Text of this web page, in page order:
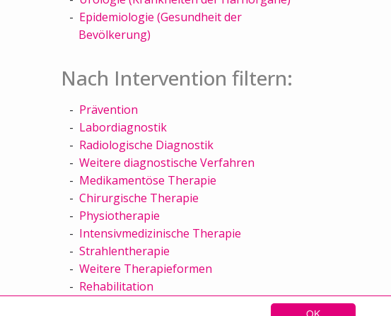
OK
Epidemiologie (Gesundheit der
Bevölkerung)
Nach Intervention filtern:
Prävention
Labordiagnostik
Radiologische Diagnostik
Weitere diagnostische Verfahren
Medikamentöse Therapie
Chirurgische Therapie
Physiotherapie
Intensivmedizinische Therapie
Strahlentherapie
Weitere Therapieformen
Rehabilitation